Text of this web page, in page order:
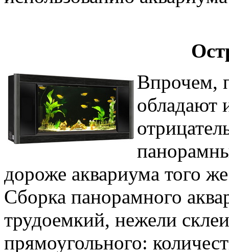
Впрочем,
обладают
дороже аквариума того
Сборка панорамного
трудоемкий, нежели
прямоугольного: